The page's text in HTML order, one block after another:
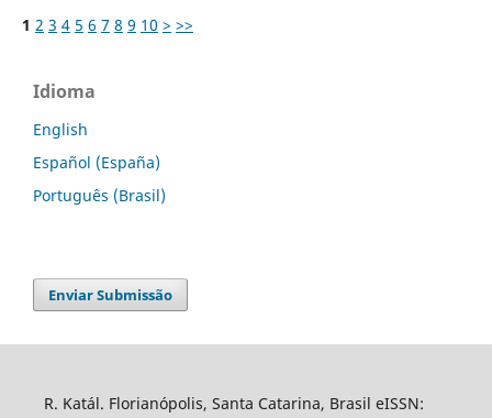
1 2 3 4 5 6 7 8 9 10 > >>
Idioma
English
Español (España)
Português (Brasil)
Enviar Submissão
R. Katál. Florianópolis, Santa Catarina, Brasil eISSN: